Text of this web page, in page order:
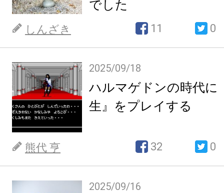
でした
しんざき 11 0
2025/09/18
ハルマゲドンの時代に
生』をプレイする
熊代 亨 32 0
2025/09/16